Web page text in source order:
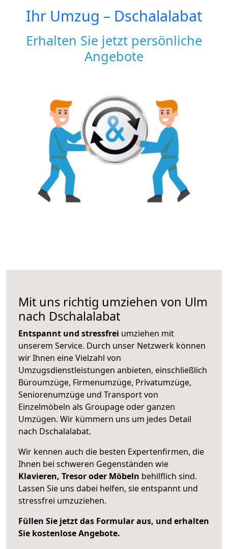
Ihr Umzug – Dschalalabat
Erhalten Sie jetzt persönliche
Angebote
Mit uns richtig umziehen von Ulm
nach Dschalalabat
Entspannt und stressfrei umziehen mit
unserem Service. Durch unser Netzwerk können
wir Ihnen eine Vielzahl von
Umzugsdienstleistungen anbieten, einschließlich
Büroumzüge, Firmenumzüge, Privatumzüge,
Seniorenumzüge und Transport von
Einzelmöbeln als Groupage oder ganzen
Umzügen. Wir kümmern uns um jedes Detail
nach Dschalalabat.
Wir kennen auch die besten Expertenfirmen, die
Ihnen bei schweren Gegenständen wie
Klavieren, Tresor oder Möbeln behilflich sind.
Lassen Sie uns dabei helfen, sie entspannt und
stressfrei umzuziehen.
Füllen Sie jetzt das Formular aus, und erhalten
Sie kostenlose Angebote.